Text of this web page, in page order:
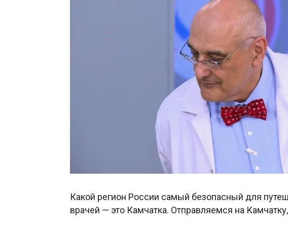
Какой регион России самый безопасный для
врачей — это Камчатка. Отправляемся на